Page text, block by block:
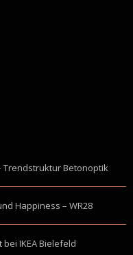
Trendstruktur Betonoptik
Happiness – WR28
IKEA Bielefeld